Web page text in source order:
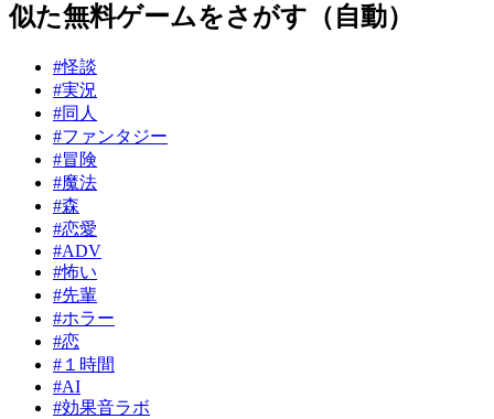
似た無料ゲームをさがす（自動）
#怪談
#実況
#同人
#ファンタジー
#冒険
#魔法
#森
#恋愛
#ADV
#怖い
#先輩
#ホラー
#恋
#１時間
#AI
#効果音ラボ